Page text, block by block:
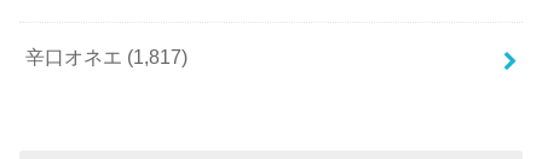
辛口オネエ (1,817)